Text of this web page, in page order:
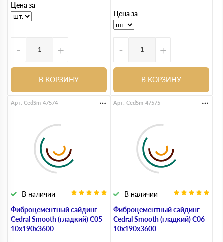
Цена за
- +
В КОРЗИНУ
Цена за
- +
В КОРЗИНУ
Фиброцементный сайдинг
Cedral Smooth (гладкий) С05
10х190х3600
В наличии
Арт. CedSm-47574
Фиброцементный сайдинг
Cedral Smooth (гладкий) С06
10х190х3600
В наличии
Арт. CedSm-47575